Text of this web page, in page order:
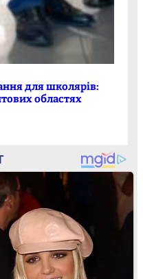
для школярів:
областях